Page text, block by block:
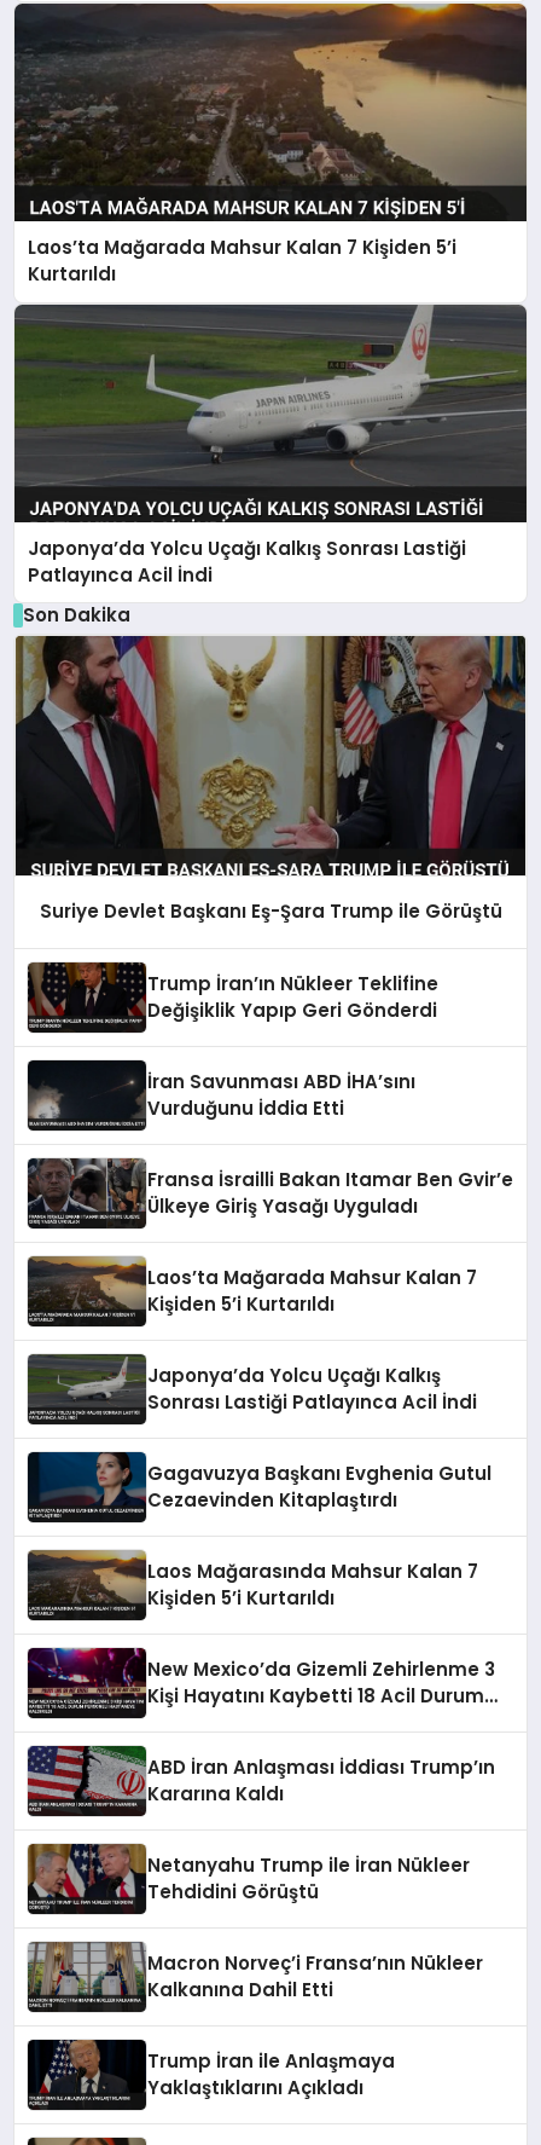
Laos’ta Mağarada Mahsur Kalan 7 Kişiden 5’i
Kurtarıldı
Japonya’da Yolcu Uçağı Kalkış Sonrası Lastiği
Patlayınca Acil İndi
Son Dakika
Suriye Devlet Başkanı Eş-Şara Trump ile Görüştü
Trump İran’ın Nükleer Teklifine
Değişiklik Yapıp Geri Gönderdi
İran Savunması ABD İHA’sını
Vurduğunu İddia Etti
Fransa İsrailli Bakan Itamar Ben Gvir’e
Ülkeye Giriş Yasağı Uyguladı
Laos’ta Mağarada Mahsur Kalan 7
Kişiden 5’i Kurtarıldı
Japonya’da Yolcu Uçağı Kalkış
Sonrası Lastiği Patlayınca Acil İndi
Gagavuzya Başkanı Evghenia Gutul
Cezaevinden Kitaplaştırdı
Laos Mağarasında Mahsur Kalan 7
Kişiden 5’i Kurtarıldı
New Mexico’da Gizemli Zehirlenme 3
Kişi Hayatını Kaybetti 18 Acil Durum
ABD İran Anlaşması İddiası Trump’ın
Kararına Kaldı
Netanyahu Trump ile İran Nükleer
Tehdidini Görüştü
Macron Norveç’i Fransa’nın Nükleer
Kalkanına Dahil Etti
Trump İran ile Anlaşmaya
Yaklaştıklarını Açıkladı